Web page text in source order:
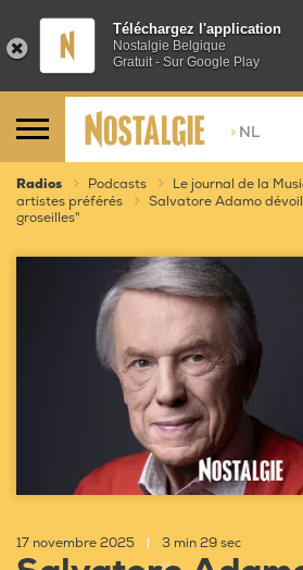
Téléchargez l'application
Nostalgie Belgique
Gratuit - Sur Google Play
> NL
Radios Podcasts
Le journal de la
artistes préférés
Salvatore Adamo
groseilles"
17 novembre 2025 3 min 29 sec